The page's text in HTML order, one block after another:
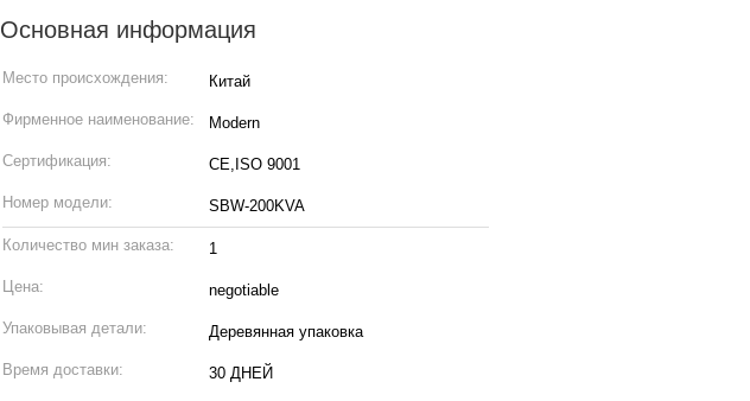
Основная информация
Место происхождения: Китай
Фирменное наименование: Modern
Сертификация: CE,ISO 9001
Номер модели: SBW-200KVA
Количество мин заказа: 1
Цена: negotiable
Упаковывая детали: Деревянная упаковка
Время доставки: 30 ДНЕЙ